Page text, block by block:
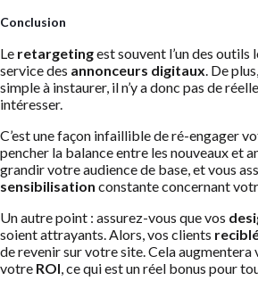
Conclusion
Le retargetingest souvent l’un des outils
service des annonceurs digitaux . De
simple à instaurer, il n’y a donc pas de
intéresser.
C’est une façon infaillible de ré-engager
pencher la balance entre les nouveaux et
grandir votre audience de base, et vous
sensibilisation constante concernant
Un autre point : assurez-vous que vos
soient attrayants. Alors, vos clients
de revenir sur votre site. Cela augmentera
votre ROI , ce qui est un réel bonus pour